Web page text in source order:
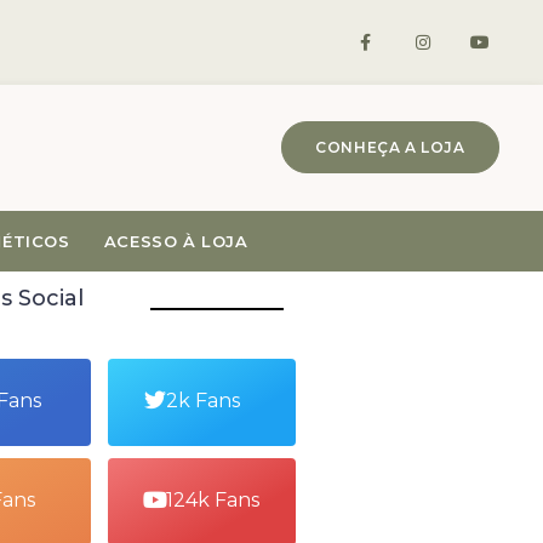
CONHEÇA A LOJA
ACESSO À LOJA
Social
2k Fans
124k Fans